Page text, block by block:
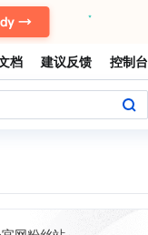
档 建议反馈 控制台